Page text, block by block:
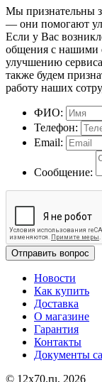
Мы признательны
— они помогают
Если у Вас
общения с нашими
улучшению
также будем
работу наших
ФИО:
Телефон:
Email:
Сообщение:
Отправить вопрос
Новости
Как купить
Доставка
О магазине
Гарантия
Контакты
Документы
© 12x70.ru, 2026